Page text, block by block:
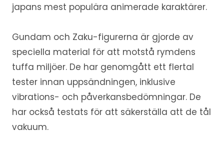
japans mest populära animerade karaktärer.
Gundam och Zaku-figurerna är gjorde av
speciella material för att motstå rymdens
tuffa miljöer. De har genomgått ett flertal
tester innan uppsändningen, inklusive
vibrations- och påverkansbedömningar. De
har också testats för att säkerställa att de tål
vakuum.